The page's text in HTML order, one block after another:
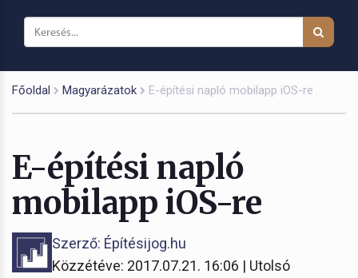
Főoldal Magyarázatok E-építési napló mobilapp iOS-re
E-építési napló
mobilapp iOS-re
Szerző: Építésijog.hu
Közzétéve: 2017.07.21. 16:06 | Utolsó